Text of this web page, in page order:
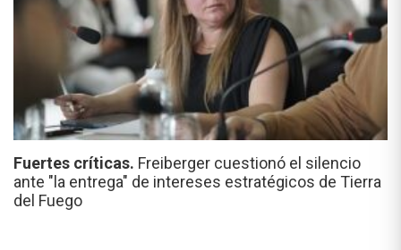
Fuertes críticas. Freiberger cuestionó el silencio
ante "la entrega" de intereses estratégicos de Tierra
del Fuego